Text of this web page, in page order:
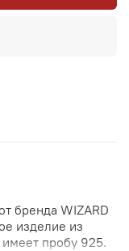
бренда WIZARD
изделие из
имеет пробу 925.